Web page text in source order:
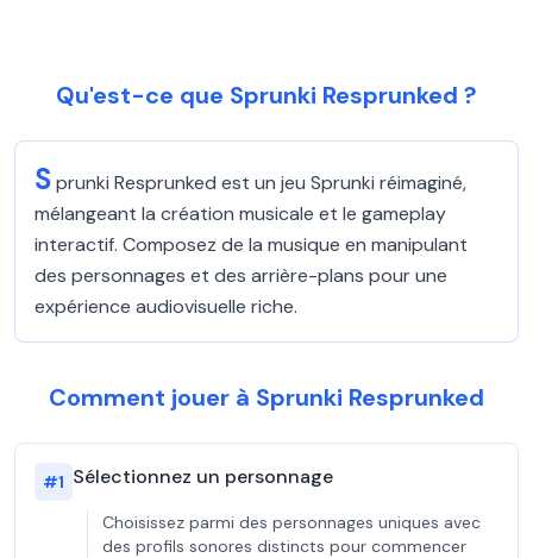
Qu'est-ce que Sprunki Resprunked ?
Sprunki Resprunked est un jeu Sprunki réimaginé,
mélangeant la création musicale et le gameplay
interactif. Composez de la musique en manipulant
des personnages et des arrière-plans pour une
expérience audiovisuelle riche.
Comment jouer à Sprunki Resprunked
#1 Sélectionnez un personnage
Choisissez parmi des personnages uniques avec
des profils sonores distincts pour commencer